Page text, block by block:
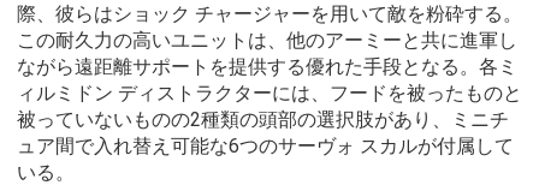
際、彼らはショック チャージャーを用いて敵を粉砕する。
この耐久力の高いユニットは、他のアーミーと共に進軍し
ながら遠距離サポートを提供する優れた手段となる。各ミ
ィルミドン ディストラクターには、フードを被ったものと
被っていないものの2種類の頭部の選択肢があり、ミニチ
ュア間で入れ替え可能な6つのサーヴォ スカルが付属して
いる。